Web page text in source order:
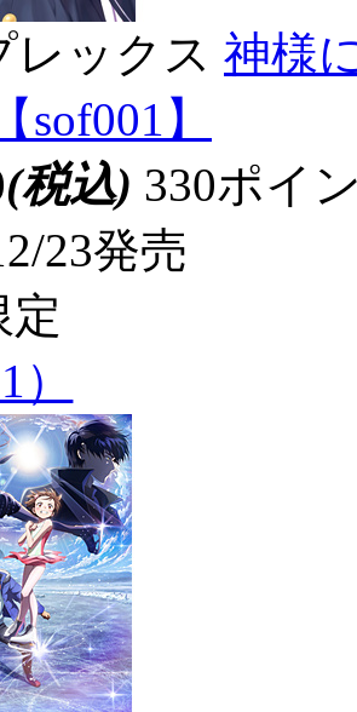
レックス 神様
sof001】
(税込) 330ポイ
23発売
定
）